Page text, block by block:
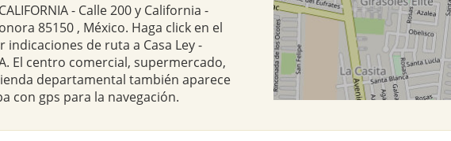
- Calle 200 y California -
85150 , México. Haga click en el
de ruta a Casa Ley -
El centro comercial, supermercado,
departamental también aparece
con gps para la navegación.